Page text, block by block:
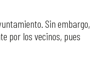
Sin embargo,
por los vecinos, pues